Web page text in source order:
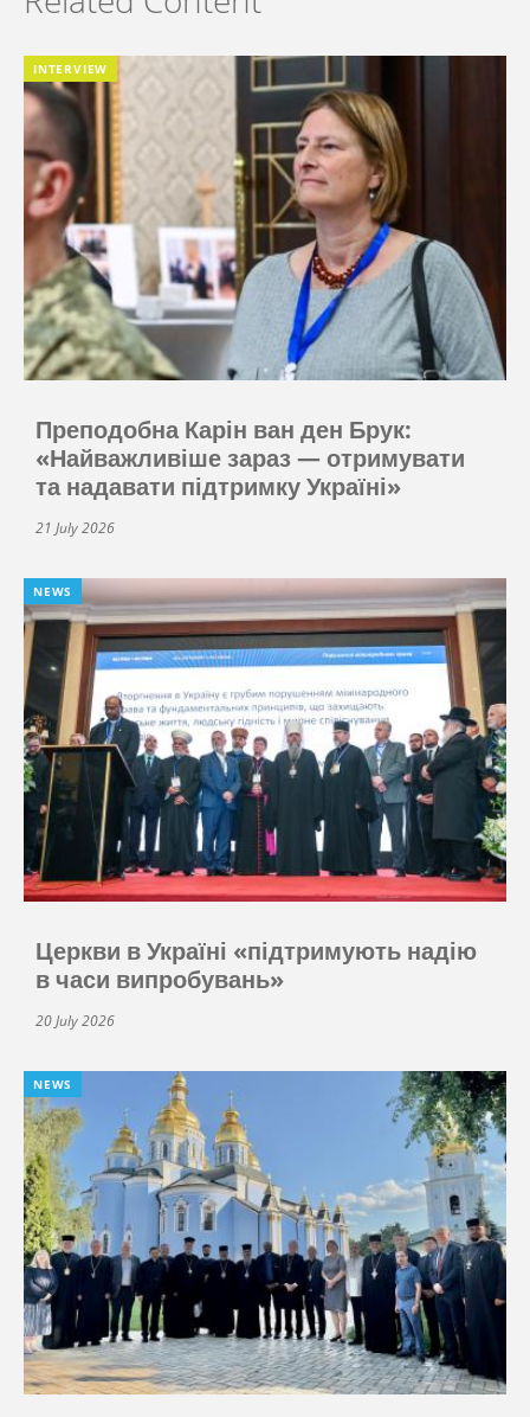
INTERVIEW
Преподобна Карін ван ден Брук:
«Найважливіше зараз — отримувати
та надавати підтримку Україні»
21 July 2026
NEWS
Церкви в Україні «підтримують надію
в часи випробувань»
20 July 2026
NEWS